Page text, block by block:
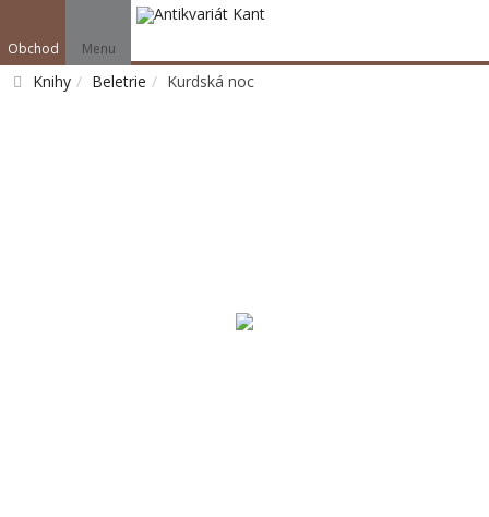
Obchod Menu
Knihy Beletrie Kurdská noc